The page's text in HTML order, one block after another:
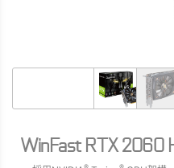
WinFast RTX 2060